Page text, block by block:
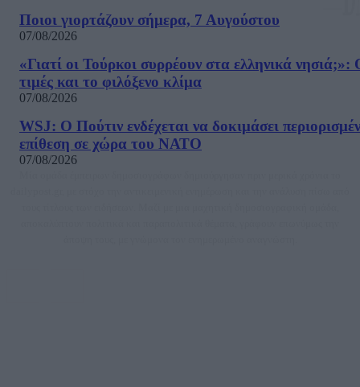
Ποιοι γιορτάζουν σήμερα, 7 Αυγούστου
07/08/2026
«Γιατί οι Τούρκοι συρρέουν στα ελληνικά νησιά;»:
τιμές και το φιλόξενο κλίμα
07/08/2026
WSJ: Ο Πούτιν ενδέχεται να δοκιμάσει
επίθεση σε χώρα του ΝΑΤΟ
07/08/2026